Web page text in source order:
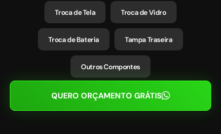
Troca de Tela Troca de Vidro
Troca de Bateria Tampa Traseira
Outros Compontes
QUERO ORÇAMENTO GRÁTIS